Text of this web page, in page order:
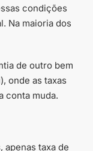
condições
Na maioria dos
de outro bem
onde as taxas
conta muda.
apenas taxa de